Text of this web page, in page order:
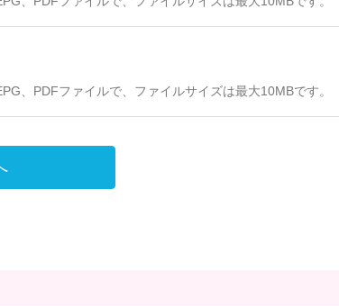
、PDFファイルで、ファイルサイズは最大10MBです。